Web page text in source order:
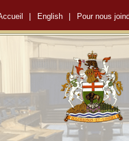
English Pour nous